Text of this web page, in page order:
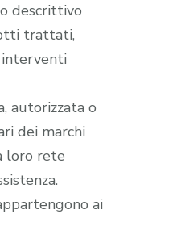
descrittivo
trattati,
autorizzata o
dei marchi
loro rete
ai